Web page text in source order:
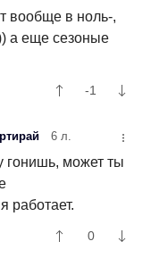
вообще в ноль-,
а еще сезоные
-1
6 л.
гонишь, может ты
работает.
0